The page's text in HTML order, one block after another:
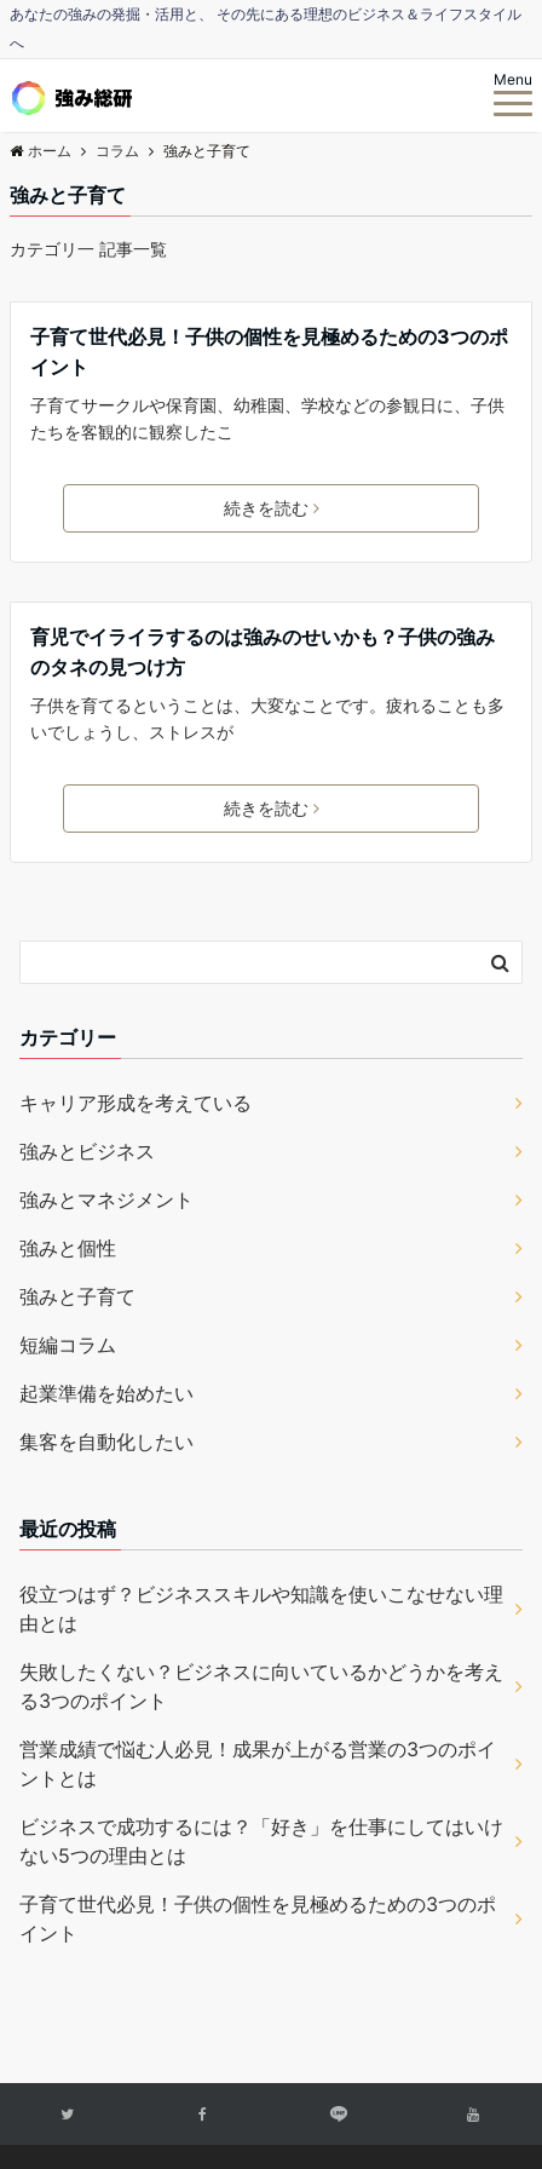
あなたの強みの発掘・活用と、 その先にある理想のビジネス＆ライフスタイル
へ
Menu
ホーム コラム 強みと子育て
強みと子育て
カテゴリ一 記事一覧
子育て世代必見！子供の個性を見極めるための3つのポ
イント
子育てサークルや保育園、幼稚園、学校などの参観日に、子供
たちを客観的に観察したこ
続きを読む
育児でイライラするのは強みのせいかも？子供の強み
のタネの見つけ方
子供を育てるということは、大変なことです。疲れることも多
いでしょうし、ストレスが
続きを読む
カテゴリー
キャリア形成を考えている
強みとビジネス
強みとマネジメント
強みと個性
強みと子育て
短編コラム
起業準備を始めたい
集客を自動化したい
最近の投稿
役立つはず？ビジネススキルや知識を使いこなせない理
由とは
失敗したくない？ビジネスに向いているかどうかを考え
る3つのポイント
営業成績で悩む人必見！成果が上がる営業の3つのポイ
ントとは
ビジネスで成功するには？「好き」を仕事にしてはいけ
ない5つの理由とは
子育て世代必見！子供の個性を見極めるための3つのポ
イント